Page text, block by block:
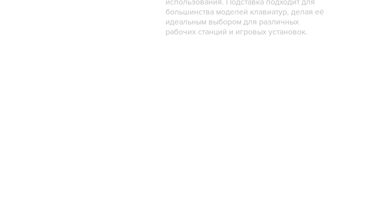
использования. Подставка подходит для
большинства моделей клавиатур, делая её
идеальным выбором для различных
рабочих станций и игровых установок.